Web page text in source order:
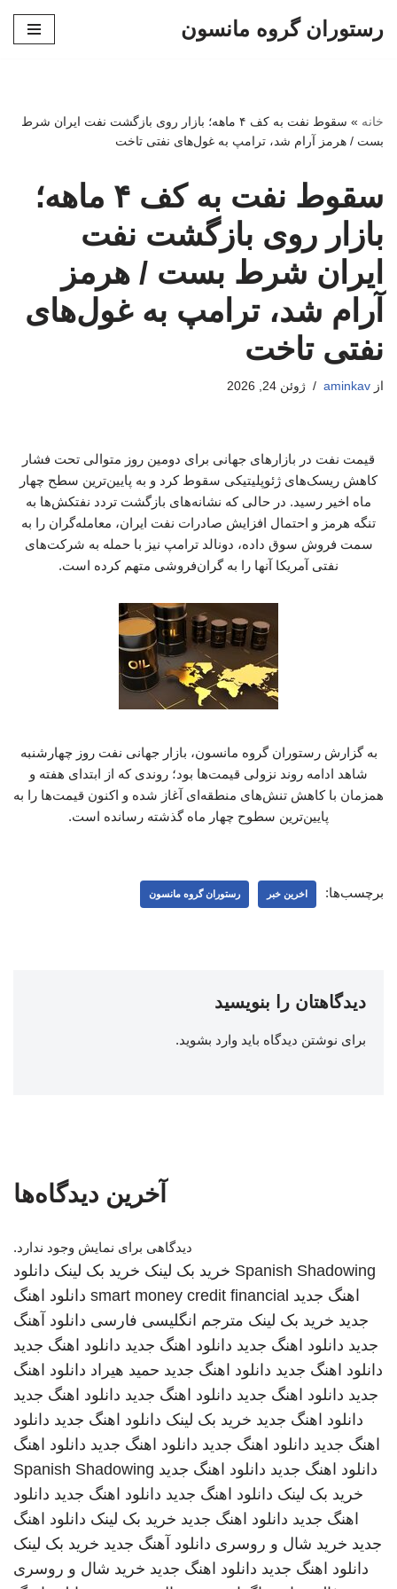
رستوران گروه مانسون
خانه »
سقوط نفت به کف ۴ ماهه؛ بازار روی بازگشت نفت ایران شرط
بست / هرمز آرام شد، ترامپ به غول‌های نفتی تاخت
سقوط نفت به کف ۴ ماهه؛
بازار روی بازگشت نفت
ایران شرط بست / هرمز
آرام شد، ترامپ به غول‌های
نفتی تاخت
از aminkav ژوئن 24, 2026
قیمت نفت در بازارهای جهانی برای دومین روز متوالی تحت فشار
کاهش ریسک‌های ژئوپلیتیکی سقوط کرد و به پایین‌ترین سطح چهار
ماه اخیر رسید. در حالی که نشانه‌های بازگشت تردد نفتکش‌ها به
تنگه هرمز و احتمال افزایش صادرات نفت ایران، معامله‌گران را به
سمت فروش سوق داده، دونالد ترامپ نیز با حمله به شرکت‌های
نفتی آمریکا آنها را به گران‌فروشی متهم کرده است.
به گزارش رستوران گروه مانسون، بازار جهانی نفت روز چهارشنبه
شاهد ادامه روند نزولی قیمت‌ها بود؛ روندی که از ابتدای هفته و
همزمان با کاهش تنش‌های منطقه‌ای آغاز شده و اکنون قیمت‌ها را به
پایین‌ترین سطوح چهار ماه گذشته رسانده است.
برچسب‌ها: اخرین خبر رستوران گروه مانسون
دیدگاهتان را بنویسید
برای نوشتن دیدگاه باید وارد بشوید.
آخرین دیدگاه‌ها
دیدگاهی برای نمایش وجود ندارد.
Spanish Shadowing خرید بک لینک خرید بک لینک دانلود
اهنگ جدید smart money credit financial دانلود اهنگ
جدید خرید بک لینک مترجم انگلیسی فارسی دانلود آهنگ
جدید دانلود اهنگ جدید دانلود اهنگ جدید دانلود اهنگ جدید
دانلود اهنگ جدید دانلود اهنگ جدید حمید هیراد دانلود اهنگ
جدید دانلود اهنگ جدید دانلود اهنگ جدید دانلود اهنگ جدید
دانلود اهنگ جدید خرید بک لینک دانلود اهنگ جدید دانلود
اهنگ جدید دانلود اهنگ جدید دانلود اهنگ جدید دانلود اهنگ
دانلود اهنگ جدید دانلود اهنگ جدید Spanish Shadowing
خرید بک لینک دانلود اهنگ جدید دانلود اهنگ جدید دانلود
اهنگ جدید دانلود اهنگ جدید خرید بک لینک دانلود اهنگ
جدید خرید شال و روسری دانلود آهنگ جدید خرید بک لینک
دانلود اهنگ جدید دانلود اهنگ جدید خرید شال و روسری